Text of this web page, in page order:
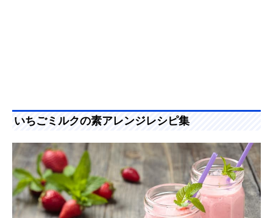
いちごミルクの素アレンジレシピ集